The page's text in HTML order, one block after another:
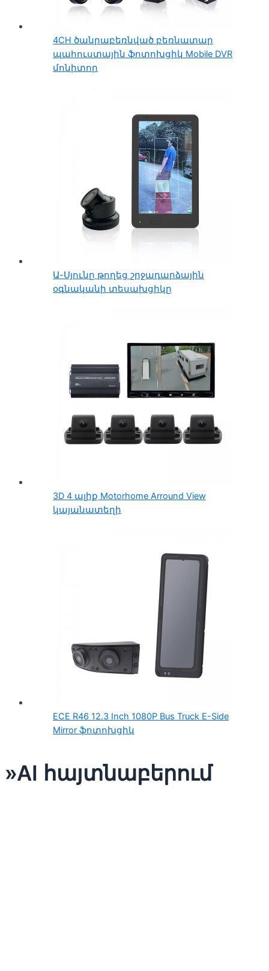
4CH ծանրաբեռնված բեռնատար
պահուստային ֆոտոխցիկ Mobile DVR
մոնիտոր
Ա-Սյունը թողեց շրջադարձային
օգնականի տեսախցիկը
3D 4 ալիք Motorhome Arround View
կայանատեղի
ECE R46 12.3 Inch 1080P Bus Truck E-Side
Mirror ֆոտոխցիկ
»AI հայտնաբերում